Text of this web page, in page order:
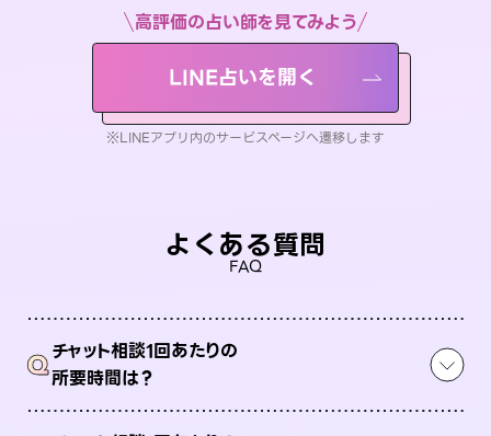
高評価の占い師を見てみよう
LINE占いを開く
※LINEアプリ内のサービスページへ遷移します
よくある質問
FAQ
Qチャット相談1回あたりの
所要時間は？